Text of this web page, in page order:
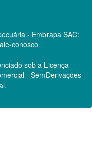
- Embrapa SAC:
conosco
sob a Licença
- SemDerivações